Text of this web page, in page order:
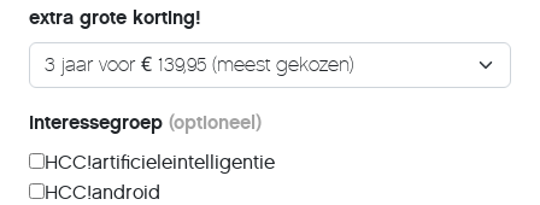
extra grote korting!
Interessegroep (optioneel)
HCC!artificieleintelligentie
HCC!android